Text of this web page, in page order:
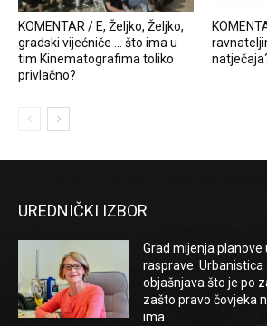
KOMENTAR / E, Željko, Željko,
gradski vijećniče … što ima u
tim Kinematografima toliko
privlačno?
UREDNIČKI IZBOR
Grad mijenja planove
rasprave. Urbanistica
objašnjava što je po
zašto pravo čovjeka
ima...